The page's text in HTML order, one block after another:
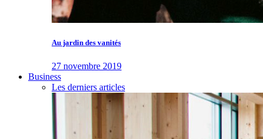
Au jardin des vanités
27 novembre 2019
Business
Les derniers articles